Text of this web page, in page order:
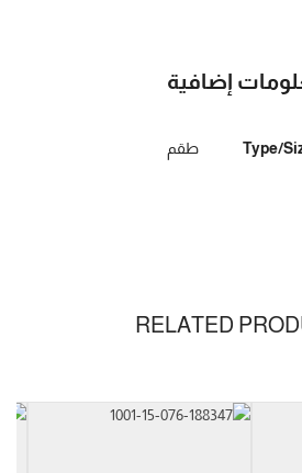
إضافية
Type/ طقم
RELATED